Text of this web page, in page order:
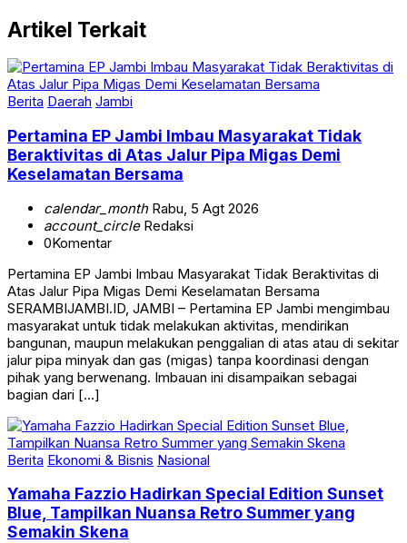
Artikel Terkait
Berita Daerah Jambi
Pertamina EP Jambi Imbau Masyarakat Tidak
Beraktivitas di Atas Jalur Pipa Migas Demi
Keselamatan Bersama
calendar_monthRabu, 5 Agt 2026
account_circleRedaksi
0Komentar
Pertamina EP Jambi Imbau Masyarakat Tidak Beraktivitas di
Atas Jalur Pipa Migas Demi Keselamatan Bersama
SERAMBIJAMBI.ID, JAMBI – Pertamina EP Jambi mengimbau
masyarakat untuk tidak melakukan aktivitas, mendirikan
bangunan, maupun melakukan penggalian di atas atau di sekitar
jalur pipa minyak dan gas (migas) tanpa koordinasi dengan
pihak yang berwenang. Imbauan ini disampaikan sebagai
bagian dari […]
Berita Ekonomi & Bisnis Nasional
Yamaha Fazzio Hadirkan Special Edition Sunset
Blue, Tampilkan Nuansa Retro Summer yang
Semakin Skena